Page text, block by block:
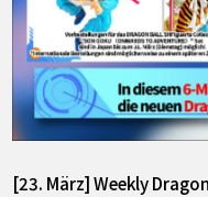
[23. März] Weekly